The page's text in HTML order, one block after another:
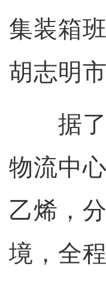
集装箱
胡志明市
据了
物流中
乙烯，
境，全